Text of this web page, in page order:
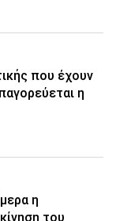
που έχουν
η
η
του